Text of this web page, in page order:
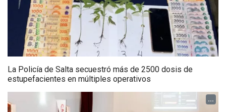
La Policía de Salta secuestró más de 2500 dosis de
estupefacientes en múltiples operativos
...